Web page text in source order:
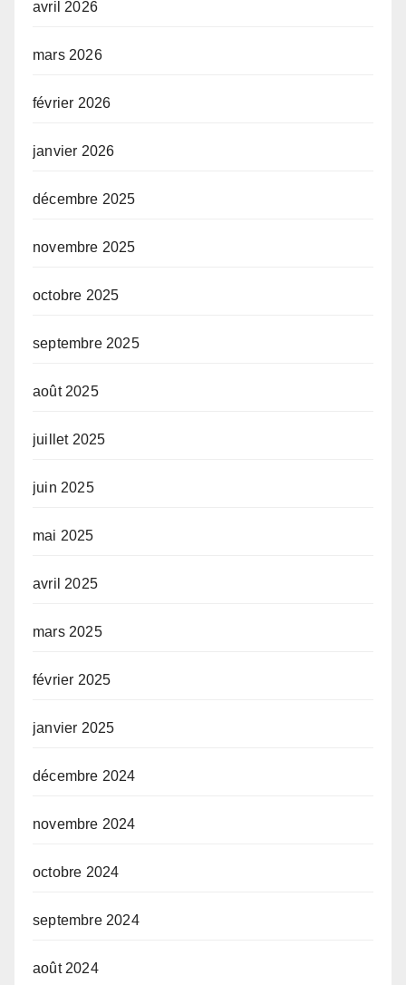
avril 2026
mars 2026
février 2026
janvier 2026
décembre 2025
novembre 2025
octobre 2025
septembre 2025
août 2025
juillet 2025
juin 2025
mai 2025
avril 2025
mars 2025
février 2025
janvier 2025
décembre 2024
novembre 2024
octobre 2024
septembre 2024
août 2024